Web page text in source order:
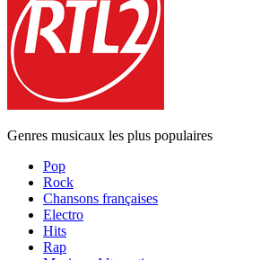
Genres musicaux les plus populaires
Pop
Rock
Chansons françaises
Electro
Hits
Rap